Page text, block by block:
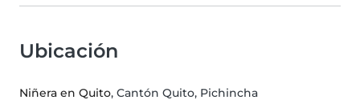
Ubicación
Niñera en Quito, Cantón Quito, Pichincha